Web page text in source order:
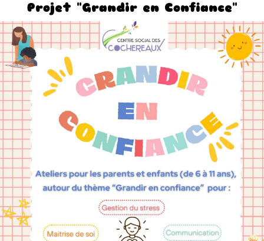
Projet "Grandir en Confiance"